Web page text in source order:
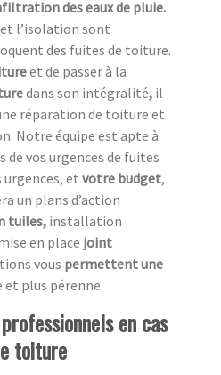
des eaux de pluie.
l’isolation sont
des fuites de toiture.
et de passer à la
dans son intégralité, il
réparation de toiture et
Notre équipe est apte à
de vos urgences de fuites
etvotre budget,
un plans d’action
tuiles,installation
en place joint
vous permettent une
et plus pérenne.
en cas
toiture